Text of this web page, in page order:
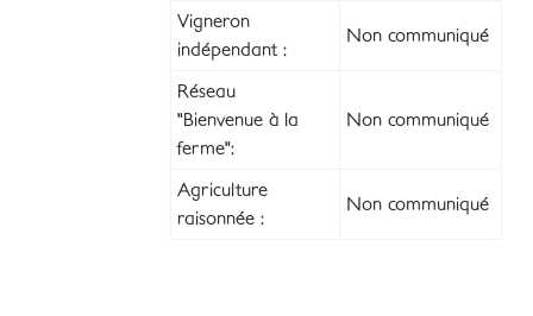
Vigneron
indépendant :
Non communiqué
Réseau
"Bienvenue à la
ferme":
Non communiqué
Agriculture
raisonnée :
Non communiqué